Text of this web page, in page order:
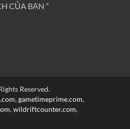
CỦA BẠN ”
Reserved.
,gametimeprime.com,
,wildriftcounter.com,